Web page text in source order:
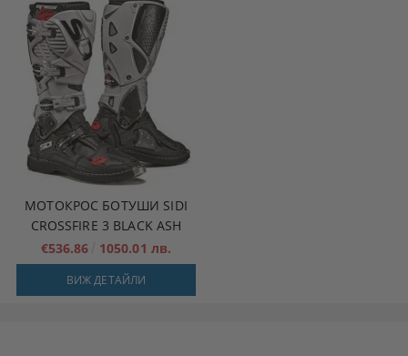
МОТОКРОС БОТУШИ SIDI
CROSSFIRE 3 BLACK ASH
€536.86
1050.01 лв.
ВИЖ ДЕТАЙЛИ